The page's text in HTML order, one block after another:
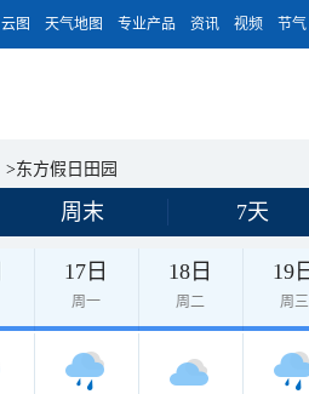
云图 天气地图 专业产品 资讯 视频 节气
>东方假日田园
周末 7天
17日
周一
18日
周二
19
周三